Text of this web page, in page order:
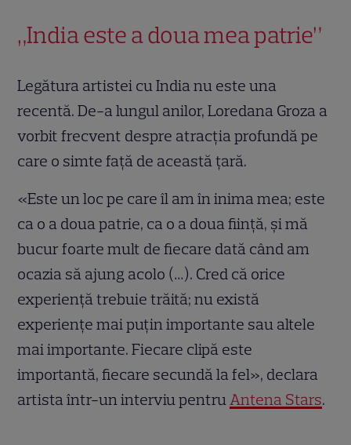
„India este a doua mea patrie”
Legătura artistei cu India nu este una
recentă. De-a lungul anilor, Loredana Groza a
vorbit frecvent despre atracția profundă pe
care o simte față de această țară.
«Este un loc pe care îl am în inima mea; este
ca o a doua patrie, ca o a doua ființă, și mă
bucur foarte mult de fiecare dată când am
ocazia să ajung acolo (…). Cred că orice
experiență trebuie trăită; nu există
experiențe mai puțin importante sau altele
mai importante. Fiecare clipă este
importantă, fiecare secundă la fel», declara
artista într-un interviu pentruAntena Stars.